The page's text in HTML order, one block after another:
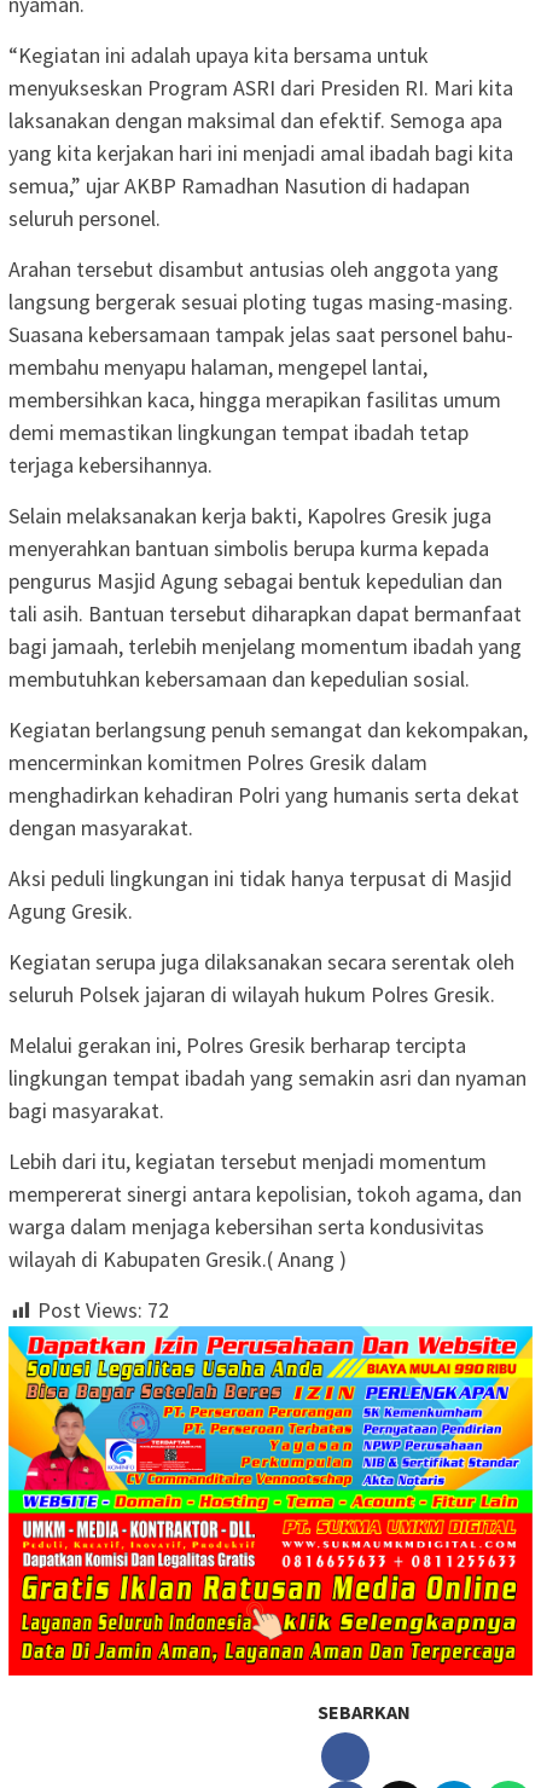
“Kegiatan ini adalah upaya kita bersama untuk
menyukseskan Program ASRI dari Presiden RI. Mari kita
laksanakan dengan maksimal dan efektif. Semoga apa
yang kita kerjakan hari ini menjadi amal ibadah bagi kita
semua,” ujar AKBP Ramadhan Nasution di hadapan
seluruh personel.
Arahan tersebut disambut antusias oleh anggota yang
langsung bergerak sesuai ploting tugas masing-masing.
Suasana kebersamaan tampak jelas saat personel bahu-
membahu menyapu halaman, mengepel lantai,
membersihkan kaca, hingga merapikan fasilitas umum
demi memastikan lingkungan tempat ibadah tetap
terjaga kebersihannya.
Selain melaksanakan kerja bakti, Kapolres Gresik juga
menyerahkan bantuan simbolis berupa kurma kepada
pengurus Masjid Agung sebagai bentuk kepedulian dan
tali asih. Bantuan tersebut diharapkan dapat bermanfaat
bagi jamaah, terlebih menjelang momentum ibadah yang
membutuhkan kebersamaan dan kepedulian sosial.
Kegiatan berlangsung penuh semangat dan kekompakan,
mencerminkan komitmen Polres Gresik dalam
menghadirkan kehadiran Polri yang humanis serta dekat
dengan masyarakat.
Aksi peduli lingkungan ini tidak hanya terpusat di Masjid
Agung Gresik.
Kegiatan serupa juga dilaksanakan secara serentak oleh
seluruh Polsek jajaran di wilayah hukum Polres Gresik.
Melalui gerakan ini, Polres Gresik berharap tercipta
lingkungan tempat ibadah yang semakin asri dan nyaman
bagi masyarakat.
Lebih dari itu, kegiatan tersebut menjadi momentum
mempererat sinergi antara kepolisian, tokoh agama, dan
warga dalam menjaga kebersihan serta kondusivitas
wilayah di Kabupaten Gresik.( Anang )
Post Views: 72
SEBARKAN